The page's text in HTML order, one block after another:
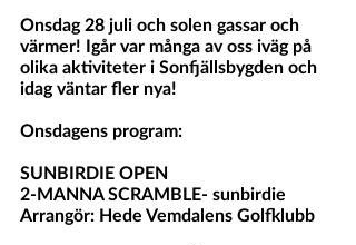
Onsdag 28 juli och solen gassar och
värmer! Igår var många av oss iväg på
olika aktiviteter i Sonfjällsbygden och
idag väntar fler nya!
Onsdagens program:
SUNBIRDIE OPEN
2-MANNA SCRAMBLE- sunbirdie
Arrangör: Hede Vemdalens Golfklubb